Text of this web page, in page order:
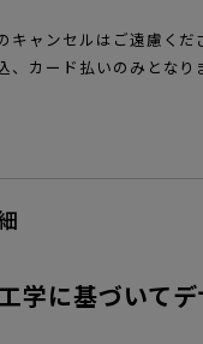
ャンセルはご遠慮くだ
カード払いのみとなり
学に基づいて